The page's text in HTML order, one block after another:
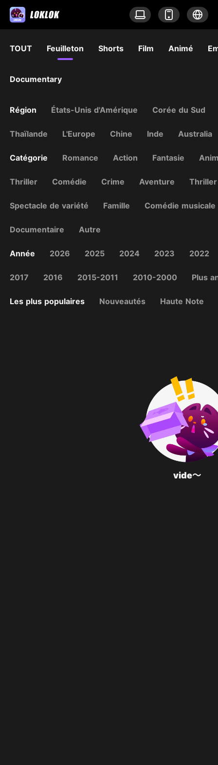
TOUT Feuilleton Shorts Film Animé
Documentary
Région États-Unis d'Amérique Corée du Sud
Thaïlande L'Europe Chine Inde Australia
Catégorie Romance Action Fantasie
Thriller Comédie Crime Aventure Thriller
Spectacle de variété Famille Comédie musicale
Documentaire Autre
Année 2026 2025 2024 2023 2022
2017 2016 2015-2011 2010-2000 Plus
Les plus populaires Nouveautés Haute Note
vide～